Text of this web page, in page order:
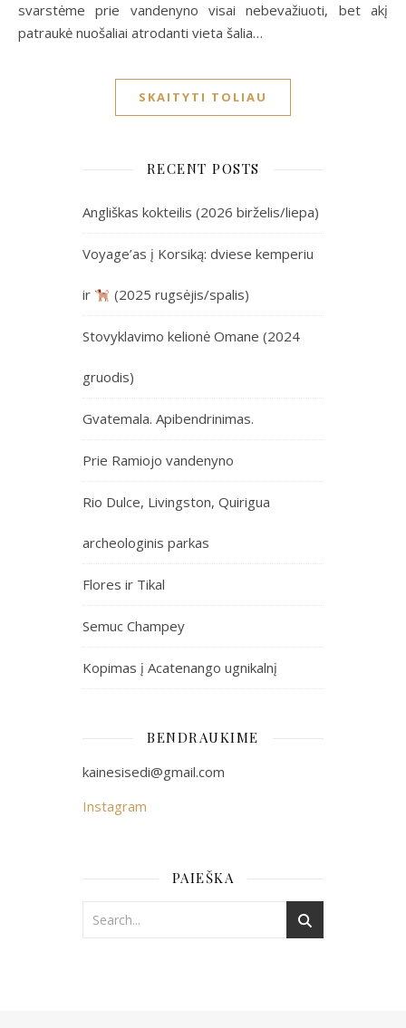
svarstėme prie vandenyno visai nebevažiuoti, bet akį
patraukė nuošaliai atrodanti vieta šalia…
SKAITYTI TOLIAU
RECENT POSTS
Angliškas kokteilis (2026 birželis/liepa)
Voyage’as į Korsiką: dviese kemperiu
ir (2025 rugsėjis/spalis)
Stovyklavimo kelionė Omane (2024
gruodis)
Gvatemala. Apibendrinimas.
Prie Ramiojo vandenyno
Rio Dulce, Livingston, Quirigua
archeologinis parkas
Flores ir Tikal
Semuc Champey
Kopimas į Acatenango ugnikalnį
BENDRAUKIME
kainesisedi@gmail.com
Instagram
PAIEŠKA